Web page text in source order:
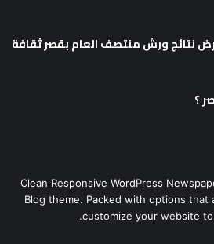
نتائج ورش منتصف العام بقصر ثقافة
؟
Clean Responsive WordPress
Blog theme. Packed with options that
customize your website to